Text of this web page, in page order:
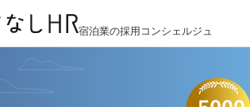
宿泊業の採用コンシェルジュ